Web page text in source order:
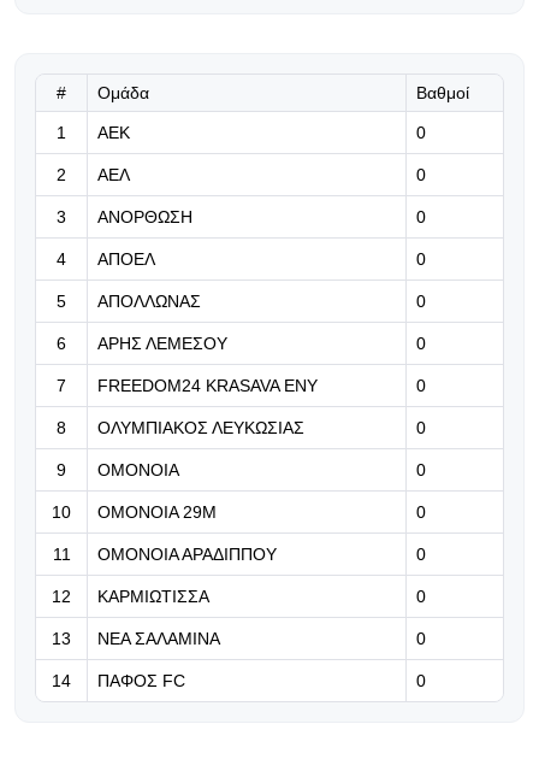
και ο πόνος είναι αβάσταχτος»
(Βίντεο)
Οι ευχές της ΕΠΟ στον Ρεχάγκελ
για τα 88α γενέθλια του
09.08.2026 | 11:57
Αύξηση φημών για Κουαντρεντί
09.08.2026 | 11:44
Περνάει ιατρικά και υπογράφει στη
Λίβερπουλ ο Αραούχο
09.08.2026 | 11:31
«Μεγάλο φαβορί για τη League
Phase του Champions League η
ΑΕΚ»
# Ομάδα Βαθμοί
1 ΑΕΚ 0
2 ΑΕΛ 0
3 ΑΝΟΡΘΩΣΗ 0
4 ΑΠΟΕΛ 0
5 ΑΠΟΛΛΩΝΑΣ 0
6 ΑΡΗΣ ΛΕΜΕΣΟΥ 0
7 FREEDOM24 KRASAVA ΕΝΥ 0
8 ΟΛΥΜΠΙΑΚΟΣ ΛΕΥΚΩΣΙΑΣ 0
9 ΟΜΟΝΟΙΑ 0
10 ΟΜΟΝΟΙΑ 29Μ 0
11 ΟΜΟΝΟΙΑ ΑΡΑΔΙΠΠΟΥ 0
12 ΚΑΡΜΙΩΤΙΣΣΑ 0
13 ΝΕΑ ΣΑΛΑΜΙΝΑ 0
14 ΠΑΦΟΣ FC 0